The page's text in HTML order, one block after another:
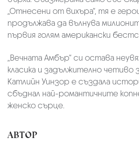
„Отнесени от вихъра“, тя е
продължава да вълнува
първия голям американски
„Вечната Амбър“ си остава
класика и задължително четиво
Катлийн Уинзор е създала
сбъднал най-романтичните
женско сърце.
АВТОР